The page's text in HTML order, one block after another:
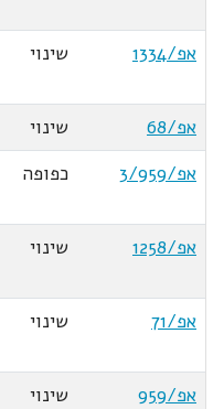
אפ/1334
שינוי
אפ/68
שינוי
אפ/3/959
כפופה
אפ/1258
שינוי
אפ/71
שינוי
אפ/959
שינוי